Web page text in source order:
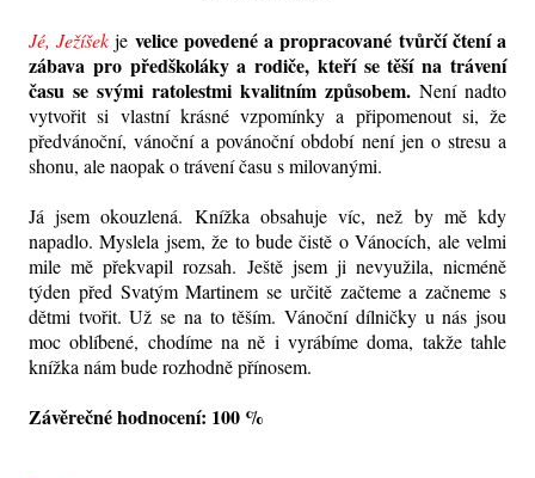
Jé, Ježíšek je velice povedené a propracované tvůrčí čtení a
zábava pro předškoláky a rodiče, kteří se těší na trávení
času se svými ratolestmi kvalitním způsobem. Není nadto
vytvořit si vlastní krásné vzpomínky a připomenout si, že
předvánoční, vánoční a povánoční období není jen o stresu a
shonu, ale naopak o trávení času s milovanými.
Já jsem okouzlená. Knížka obsahuje víc, než by mě kdy
napadlo. Myslela jsem, že to bude čistě o Vánocích, ale velmi
mile mě překvapil rozsah. Ještě jsem ji nevyužila, nicméně
týden před Svatým Martinem se určitě začteme a začneme s
dětmi tvořit. Už se na to těším. Vánoční dílničky u nás jsou
moc oblíbené, chodíme na ně i vyrábíme doma, takže tahle
knížka nám bude rozhodně přínosem.
Závěrečné hodnocení: 100 %